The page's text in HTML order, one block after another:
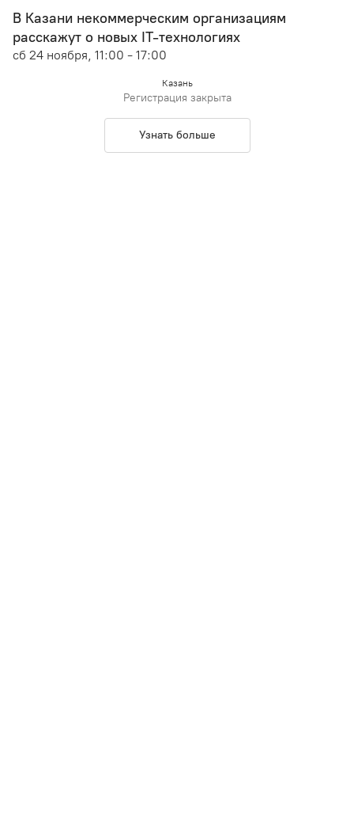
В Казани некоммерческим организациям
расскажут о новых IT-технологиях
сб 24 ноября, 11:00 - 17:00
Казань
Регистрация закрыта
Узнать больше